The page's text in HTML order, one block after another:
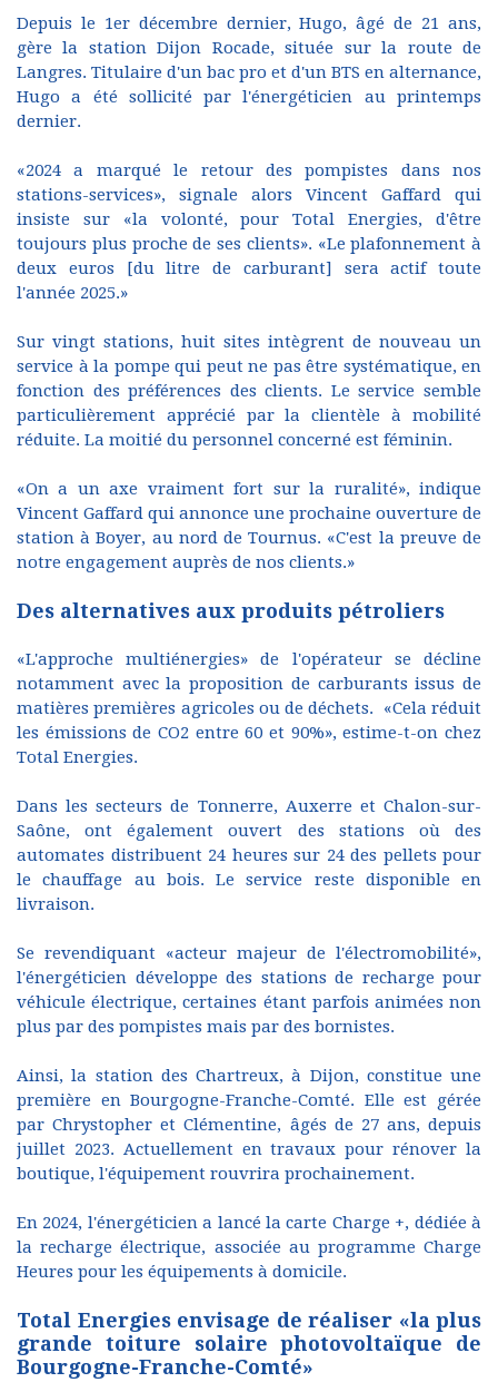
Depuis le 1er décembre dernier, Hugo, âgé de 21 ans,
gère la station Dijon Rocade, située sur la route de
Langres. Titulaire d'un bac pro et d'un BTS en alternance,
Hugo a été sollicité par l'énergéticien au printemps
dernier.
«2024 a marqué le retour des pompistes dans nos
stations-services», signale alors Vincent Gaffard qui
insiste sur «la volonté, pour Total Energies, d'être
toujours plus proche de ses clients». «Le plafonnement à
deux euros [du litre de carburant] sera actif toute
l'année 2025.»
Sur vingt stations, huit sites intègrent de nouveau un
service à la pompe qui peut ne pas être systématique, en
fonction des préférences des clients. Le service semble
particulièrement apprécié par la clientèle à mobilité
réduite. La moitié du personnel concerné est féminin.
«On a un axe vraiment fort sur la ruralité», indique
Vincent Gaffard qui annonce une prochaine ouverture de
station à Boyer, au nord de Tournus. «C'est la preuve de
notre engagement auprès de nos clients.»
Des alternatives aux produits pétroliers
«L'approche multiénergies» de l'opérateur se décline
notamment avec la proposition de carburants issus de
matières premières agricoles ou de déchets. «Cela réduit
les émissions de CO2 entre 60 et 90%», estime-t-on chez
Total Energies.
Dans les secteurs de Tonnerre, Auxerre et Chalon-sur-
Saône, ont également ouvert des stations où des
automates distribuent 24 heures sur 24 des pellets pour
le chauffage au bois. Le service reste disponible en
livraison.
Se revendiquant «acteur majeur de l'électromobilité»,
l'énergéticien développe des stations de recharge pour
véhicule électrique, certaines étant parfois animées non
plus par des pompistes mais par des bornistes.
Ainsi, la station des Chartreux, à Dijon, constitue une
première en Bourgogne-Franche-Comté. Elle est gérée
par Chrystopher et Clémentine, âgés de 27 ans, depuis
juillet 2023. Actuellement en travaux pour rénover la
boutique, l'équipement rouvrira prochainement.
En 2024, l'énergéticien a lancé la carte Charge +, dédiée à
la recharge électrique, associée au programme Charge
Heures pour les équipements à domicile.
Total Energies envisage de réaliser «la plus
grande toiture solaire photovoltaïque de
Bourgogne-Franche-Comté»